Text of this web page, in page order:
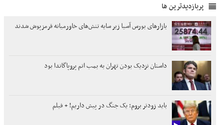
پربازدیدترین ها
بازارهای بورس آسیا زیر سایه تنش‌های خاورمیانه قرمزپوش شدند
داستان نزدیک بودن تهران به بمب اتم پروپاگاندا بود
باید زودتر بروم؛ یک جنگ در پیش داریم! + فیلم